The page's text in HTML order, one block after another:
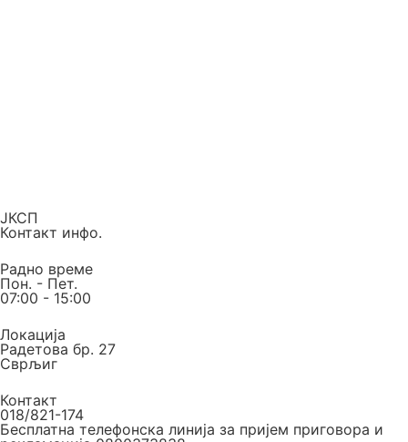
ЈКСП
Контакт инфо.
Радно време
Пон. - Пет.
07:00 - 15:00
Локација
Радетова бр. 27
Сврљиг
Контакт
018/821-174
Бесплатна телефонска линија за пријем приговора и